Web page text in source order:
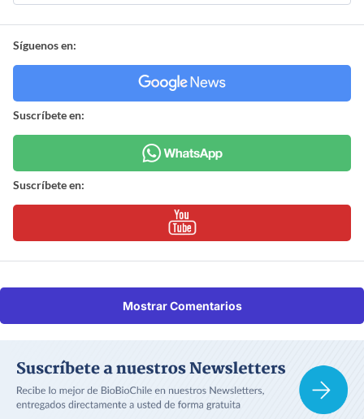
Síguenos en:
Suscríbete en:
Suscríbete en:
Mostrar Comentarios